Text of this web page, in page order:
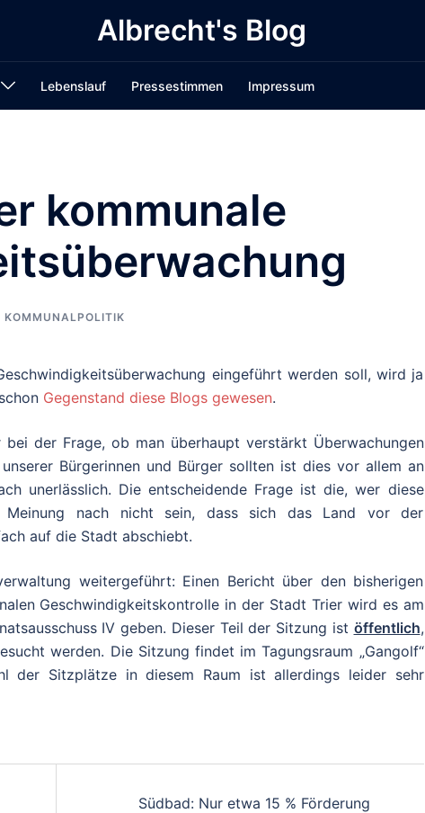
Albrecht's Blog
Lebenslauf Pressestimmen Impressum
kommunale
KOMMUNALPOLITIK
eingeführt werden soll, wird ja
Gegenstand diese Blogs gewesen.
der Frage, ob man überhaupt verstärkt Überwachungen
Bürgerinnen und Bürger sollten ist dies vor allem an
unerlässlich. Die entscheidende Frage ist die, wer diese
Meinung nach nicht sein, dass sich das Land vor der
auf die Stadt abschiebt.
weitergeführt: Einen Bericht über den bisherigen
Geschwindigkeitskontrolle in der Stadt Trier wird es am
IV geben. Dieser Teil der Sitzung ist öffentlich,
werden. Die Sitzung findet im Tagungsraum „Gangolf“
der Sitzplätze in diesem Raum ist allerdings leider sehr
Südbad: Nur etwa 15 % Förderung